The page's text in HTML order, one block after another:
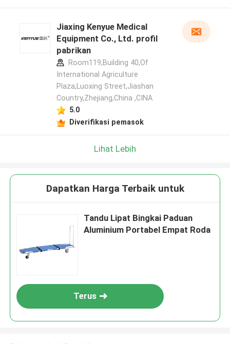
Jiaxing Kenyue Medical
Equipment Co., Ltd. profil
pabrikan
Room119,Building 40,Of
International Agriculture
Plaza,Luoxing Street,Jiashan
Country,Zhejiang,China ,CINA
5.0
Diverifikasi pemasok
Lihat Lebih
Dapatkan Harga Terbaik untuk
Tandu Lipat Bingkai Paduan
Aluminium Portabel Empat Roda
Terus